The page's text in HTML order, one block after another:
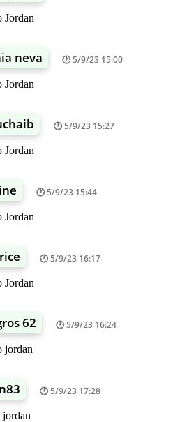
Jordan
neva 5/9/23 15:00
Jordan
5/9/23 15:27
Jordan
5/9/23 15:44
Jordan
5/9/23 16:17
Jordan
62 5/9/23 16:24
jordan
5/9/23 17:28
jordan